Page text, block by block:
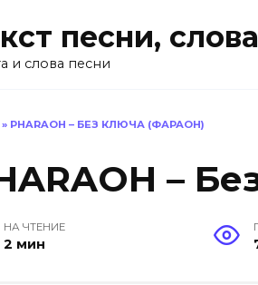
песни, слова
и слова песни
» PHARAOH – БЕЗ КЛЮЧА (ФАРАОН)
–
НА ЧТЕНИЕ
2 мин